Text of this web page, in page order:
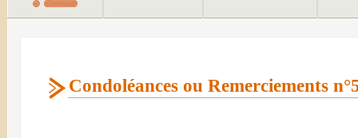
Condoléances ou Remerciements